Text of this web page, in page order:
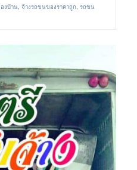
งบ้าน จ้างรถขนของราคาถูก
รถขน